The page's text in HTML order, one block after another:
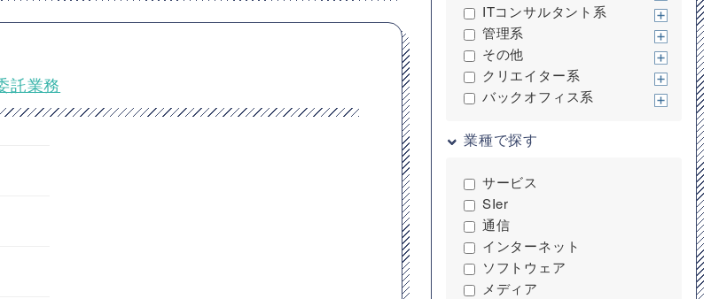
託業務
ITコンサルタント系
管理系
その他
クリエイター系
バックオフィス系
業種で探す
サービス
SIer
通信
インターネット
ソフトウェア
メディア